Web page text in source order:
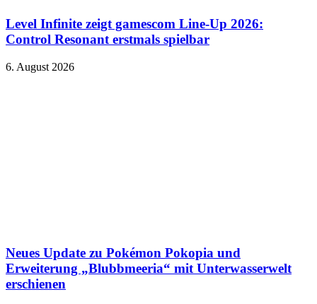
Level Infinite zeigt gamescom Line-Up 2026:
Control Resonant erstmals spielbar
6. August 2026
Neues Update zu Pokémon Pokopia und
Erweiterung „Blubbmeeria“ mit Unterwasserwelt
erschienen